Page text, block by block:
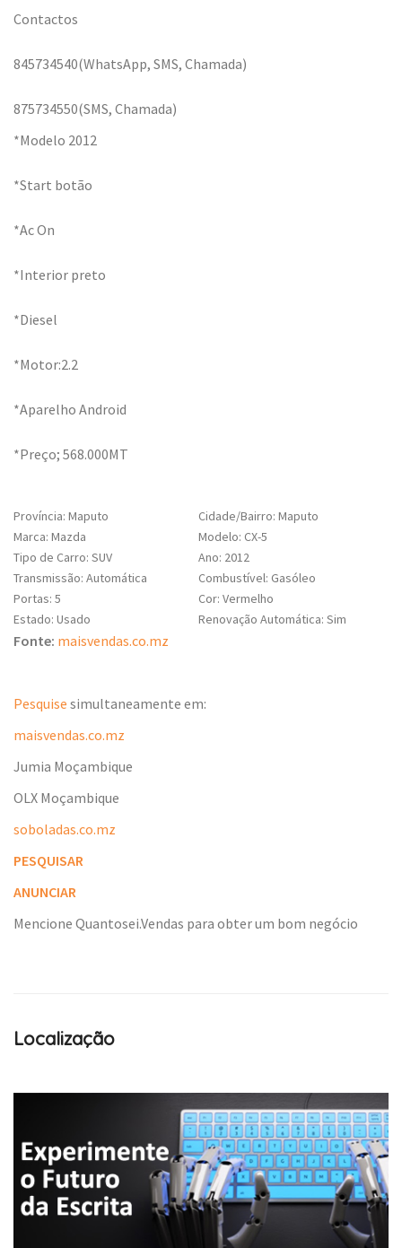
Contactos
845734540(WhatsApp, SMS, Chamada)
875734550(SMS, Chamada)
*Modelo 2012
*Start botão
*Ac On
*Interior preto
*Diesel
*Motor:2.2
*Aparelho Android
*Preço; 568.000MT
Província: Maputo
Cidade/Bairro: Maputo
Marca: Mazda
Modelo: CX-5
Tipo de Carro: SUV
Ano: 2012
Transmissão: Automática Combustível: Gasóleo
Portas: 5
Cor: Vermelho
Estado: Usado
Renovação Automática: Sim
Fonte: maisvendas.co.mz
Pesquise simultaneamente em:
maisvendas.co.mz
Jumia Moçambique
OLX Moçambique
soboladas.co.mz
PESQUISAR
ANUNCIAR
Mencione Quantosei.Vendas para obter um bom negócio
Localização